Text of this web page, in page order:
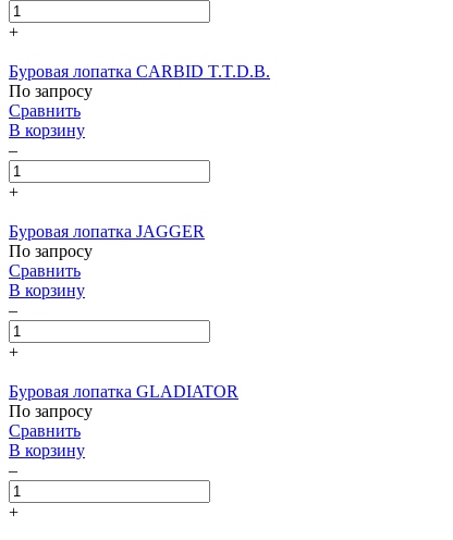
+
Буровая лопатка CARBID T.T.D.B.
По запросу
Сравнить
В корзину
–
+
Буровая лопатка JAGGER
По запросу
Сравнить
В корзину
–
+
Буровая лопатка GLADIATOR
По запросу
Сравнить
В корзину
–
+